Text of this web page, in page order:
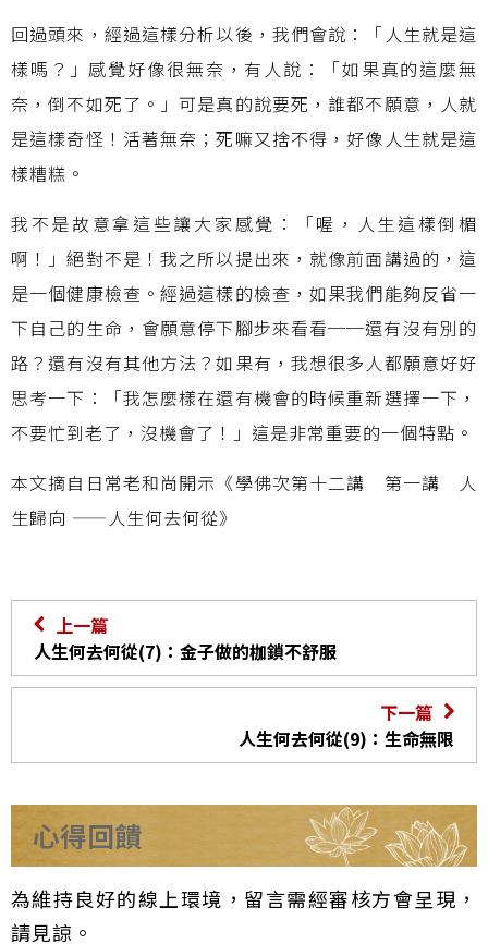
回過頭來，經過這樣分析以後，我們會說：「人生就是這
樣嗎？」感覺好像很無奈，有人說：「如果真的這麼無
奈，倒不如死了。」可是真的說要死，誰都不願意，人就
是這樣奇怪！活著無奈；死嘛又捨不得，好像人生就是這
樣糟糕。
我不是故意拿這些讓大家感覺：「喔，人生這樣倒楣
啊！」絕對不是！我之所以提出來，就像前面講過的，這
是一個健康檢查。經過這樣的檢查，如果我們能夠反省一
下自己的生命，會願意停下腳步來看看──還有沒有別的
路？還有沒有其他方法？如果有，我想很多人都願意好好
思考一下：「我怎麼樣在還有機會的時候重新選擇一下，
不要忙到老了，沒機會了！」這是非常重要的一個特點。
本文摘自日常老和尚開示《學佛次第十二講 第一講 人
生歸向 ——人生何去何從》
上一篇
人生何去何從(7)：金子做的枷鎖不舒服
下一篇
人生何去何從(9)：生命無限
心得回饋
為維持良好的線上環境，留言需經審核方會呈現，
請見諒。